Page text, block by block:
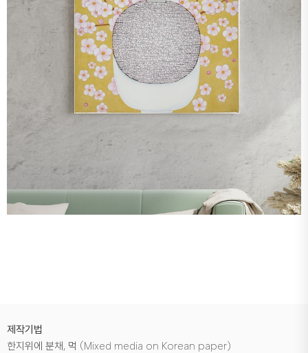
제작기법
한지위에 분채, 먹 (Mixed media on Korean paper)